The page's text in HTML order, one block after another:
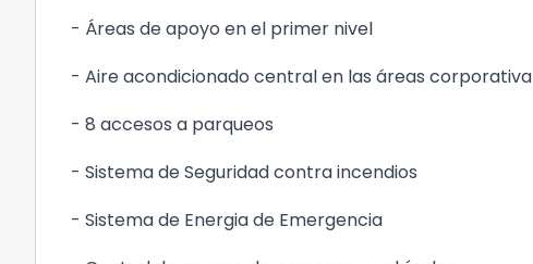
- Áreas de apoyo en el primer nivel
- Aire acondicionado central en las áreas corporativa
- 8 accesos a parqueos
- Sistema de Seguridad contra incendios
- Sistema de Energia de Emergencia